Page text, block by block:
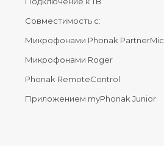
Совместимость с:
Микрофонами Phonak PartnerMic
Микрофонами Roger
Phonak RemoteControl
Приложением myPhonak Junior